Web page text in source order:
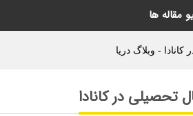
- وبلاگ دریا
تحصیلی در کانادا
مقاله ها